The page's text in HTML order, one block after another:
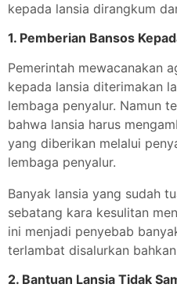
kepada lansia dirangkum
1. Pemberian Bansos
Pemerintah mewacanakan
kepada lansia diterimakan
lembaga penyalur. Namun
bahwa lansia harus
yang diberikan melalui
lembaga penyalur.
Banyak lansia yang sudah
sebatang kara kesulitan
ini menjadi penyebab
terlambat disalurkan
2. Bantuan Lansia Tidak